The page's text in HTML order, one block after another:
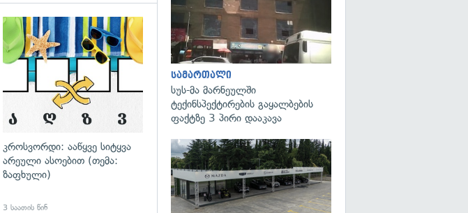
გადახედვა გადახედვა
კროსვორდი: ააწყვე სიტყვა
არეული ასოებით (თემა:
ზაფხული)
3 საათის წინ
სამართალი
სუს-მა მარნეულში
ტექინსპექტირების გაყალბების
ფაქტზე 3 პირი დააკავა